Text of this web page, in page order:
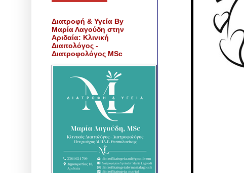
Διατροφή & Υγεία By
Μαρία Λαγούδη στην
Αριδαία: Κλινική
Διαιτολόγος -
Διατροφολόγος MSc